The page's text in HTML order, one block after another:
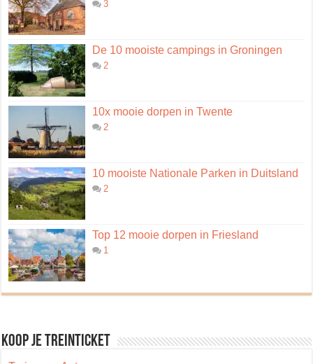
3
De 10 mooiste campings in Groningen
2
10x mooie dorpen in Twente
2
10 mooiste Nationale Parken in Duitsland
2
Top 12 mooie dorpen in Friesland
1
Koop je treinticket